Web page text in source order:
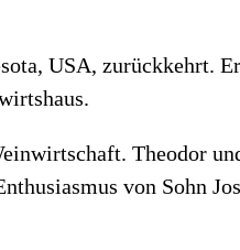
USA, zurückkehrt.
Theodor
von Sohn